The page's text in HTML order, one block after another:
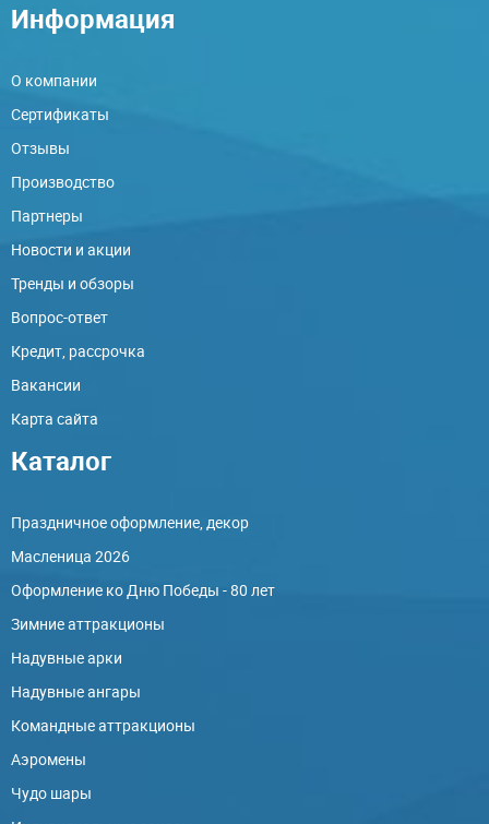
Информация
О компании
Сертификаты
Отзывы
Производство
Партнеры
Новости и акции
Тренды и обзоры
Вопрос-ответ
Кредит, рассрочка
Вакансии
Карта сайта
Каталог
Праздничное оформление, декор
Масленица 2026
Оформление ко Дню Победы - 80 лет
Зимние аттракционы
Надувные арки
Надувные ангары
Командные аттракционы
Аэромены
Чудо шары